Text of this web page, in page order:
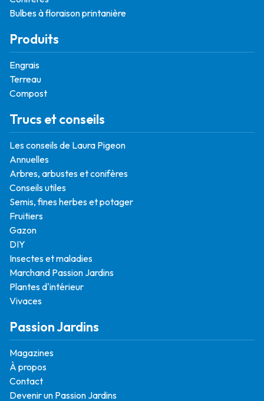
Bulbes à floraison printanière
Produits
Engrais
Terreau
Compost
Trucs et conseils
Les conseils de Laura Pigeon
Annuelles
Arbres, arbustes et conifères
Conseils utiles
Semis, fines herbes et potager
Fruitiers
Gazon
DIY
Insectes et maladies
Marchand Passion Jardins
Plantes d'intérieur
Vivaces
Passion Jardins
Magazines
À propos
Contact
Devenir un Passion Jardins